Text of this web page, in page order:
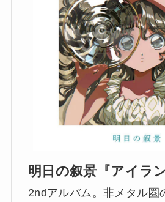
明日の叙景『アイラン
2ndアルバム。非メタル圏